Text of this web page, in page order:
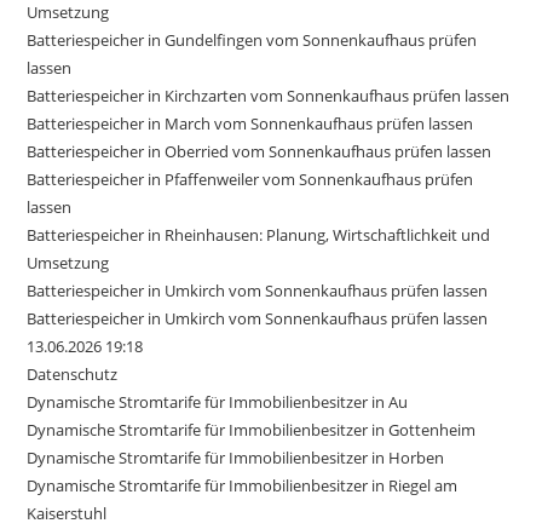
Umsetzung
Batteriespeicher in Gundelfingen vom Sonnenkaufhaus prüfen
lassen
Batteriespeicher in Kirchzarten vom Sonnenkaufhaus prüfen lassen
Batteriespeicher in March vom Sonnenkaufhaus prüfen lassen
Batteriespeicher in Oberried vom Sonnenkaufhaus prüfen lassen
Batteriespeicher in Pfaffenweiler vom Sonnenkaufhaus prüfen
lassen
Batteriespeicher in Rheinhausen: Planung, Wirtschaftlichkeit und
Umsetzung
Batteriespeicher in Umkirch vom Sonnenkaufhaus prüfen lassen
Batteriespeicher in Umkirch vom Sonnenkaufhaus prüfen lassen
13.06.2026 19:18
Datenschutz
Dynamische Stromtarife für Immobilienbesitzer in Au
Dynamische Stromtarife für Immobilienbesitzer in Gottenheim
Dynamische Stromtarife für Immobilienbesitzer in Horben
Dynamische Stromtarife für Immobilienbesitzer in Riegel am
Kaiserstuhl